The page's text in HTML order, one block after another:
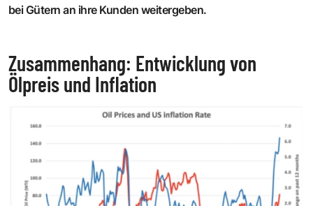
bei Gütern an ihre Kunden weitergeben.
Zusammenhang: Entwicklung von
Ölpreis und Inflation